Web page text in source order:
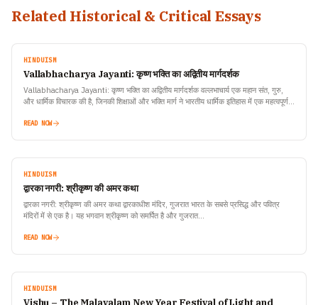
Related Historical & Critical Essays
HINDUISM
Vallabhacharya Jayanti: कृष्ण भक्ति का अद्वितीय मार्गदर्शक
Vallabhacharya Jayanti: कृष्ण भक्ति का अद्वितीय मार्गदर्शक वल्लभाचार्य एक महान संत, गुरु,
और धार्मिक विचारक की है, जिनकी शिक्षाओं और भक्ति मार्ग ने भारतीय धार्मिक इतिहास में एक महत्वपूर्ण…
READ NOW
HINDUISM
द्वारका नगरी: श्रीकृष्ण की अमर कथा
द्वारका नगरी: श्रीकृष्ण की अमर कथा द्वारकाधीश मंदिर, गुजरात भारत के सबसे प्रसिद्ध और पवित्र
मंदिरों में से एक है। यह भगवान श्रीकृष्ण को समर्पित है और गुजरात…
READ NOW
HINDUISM